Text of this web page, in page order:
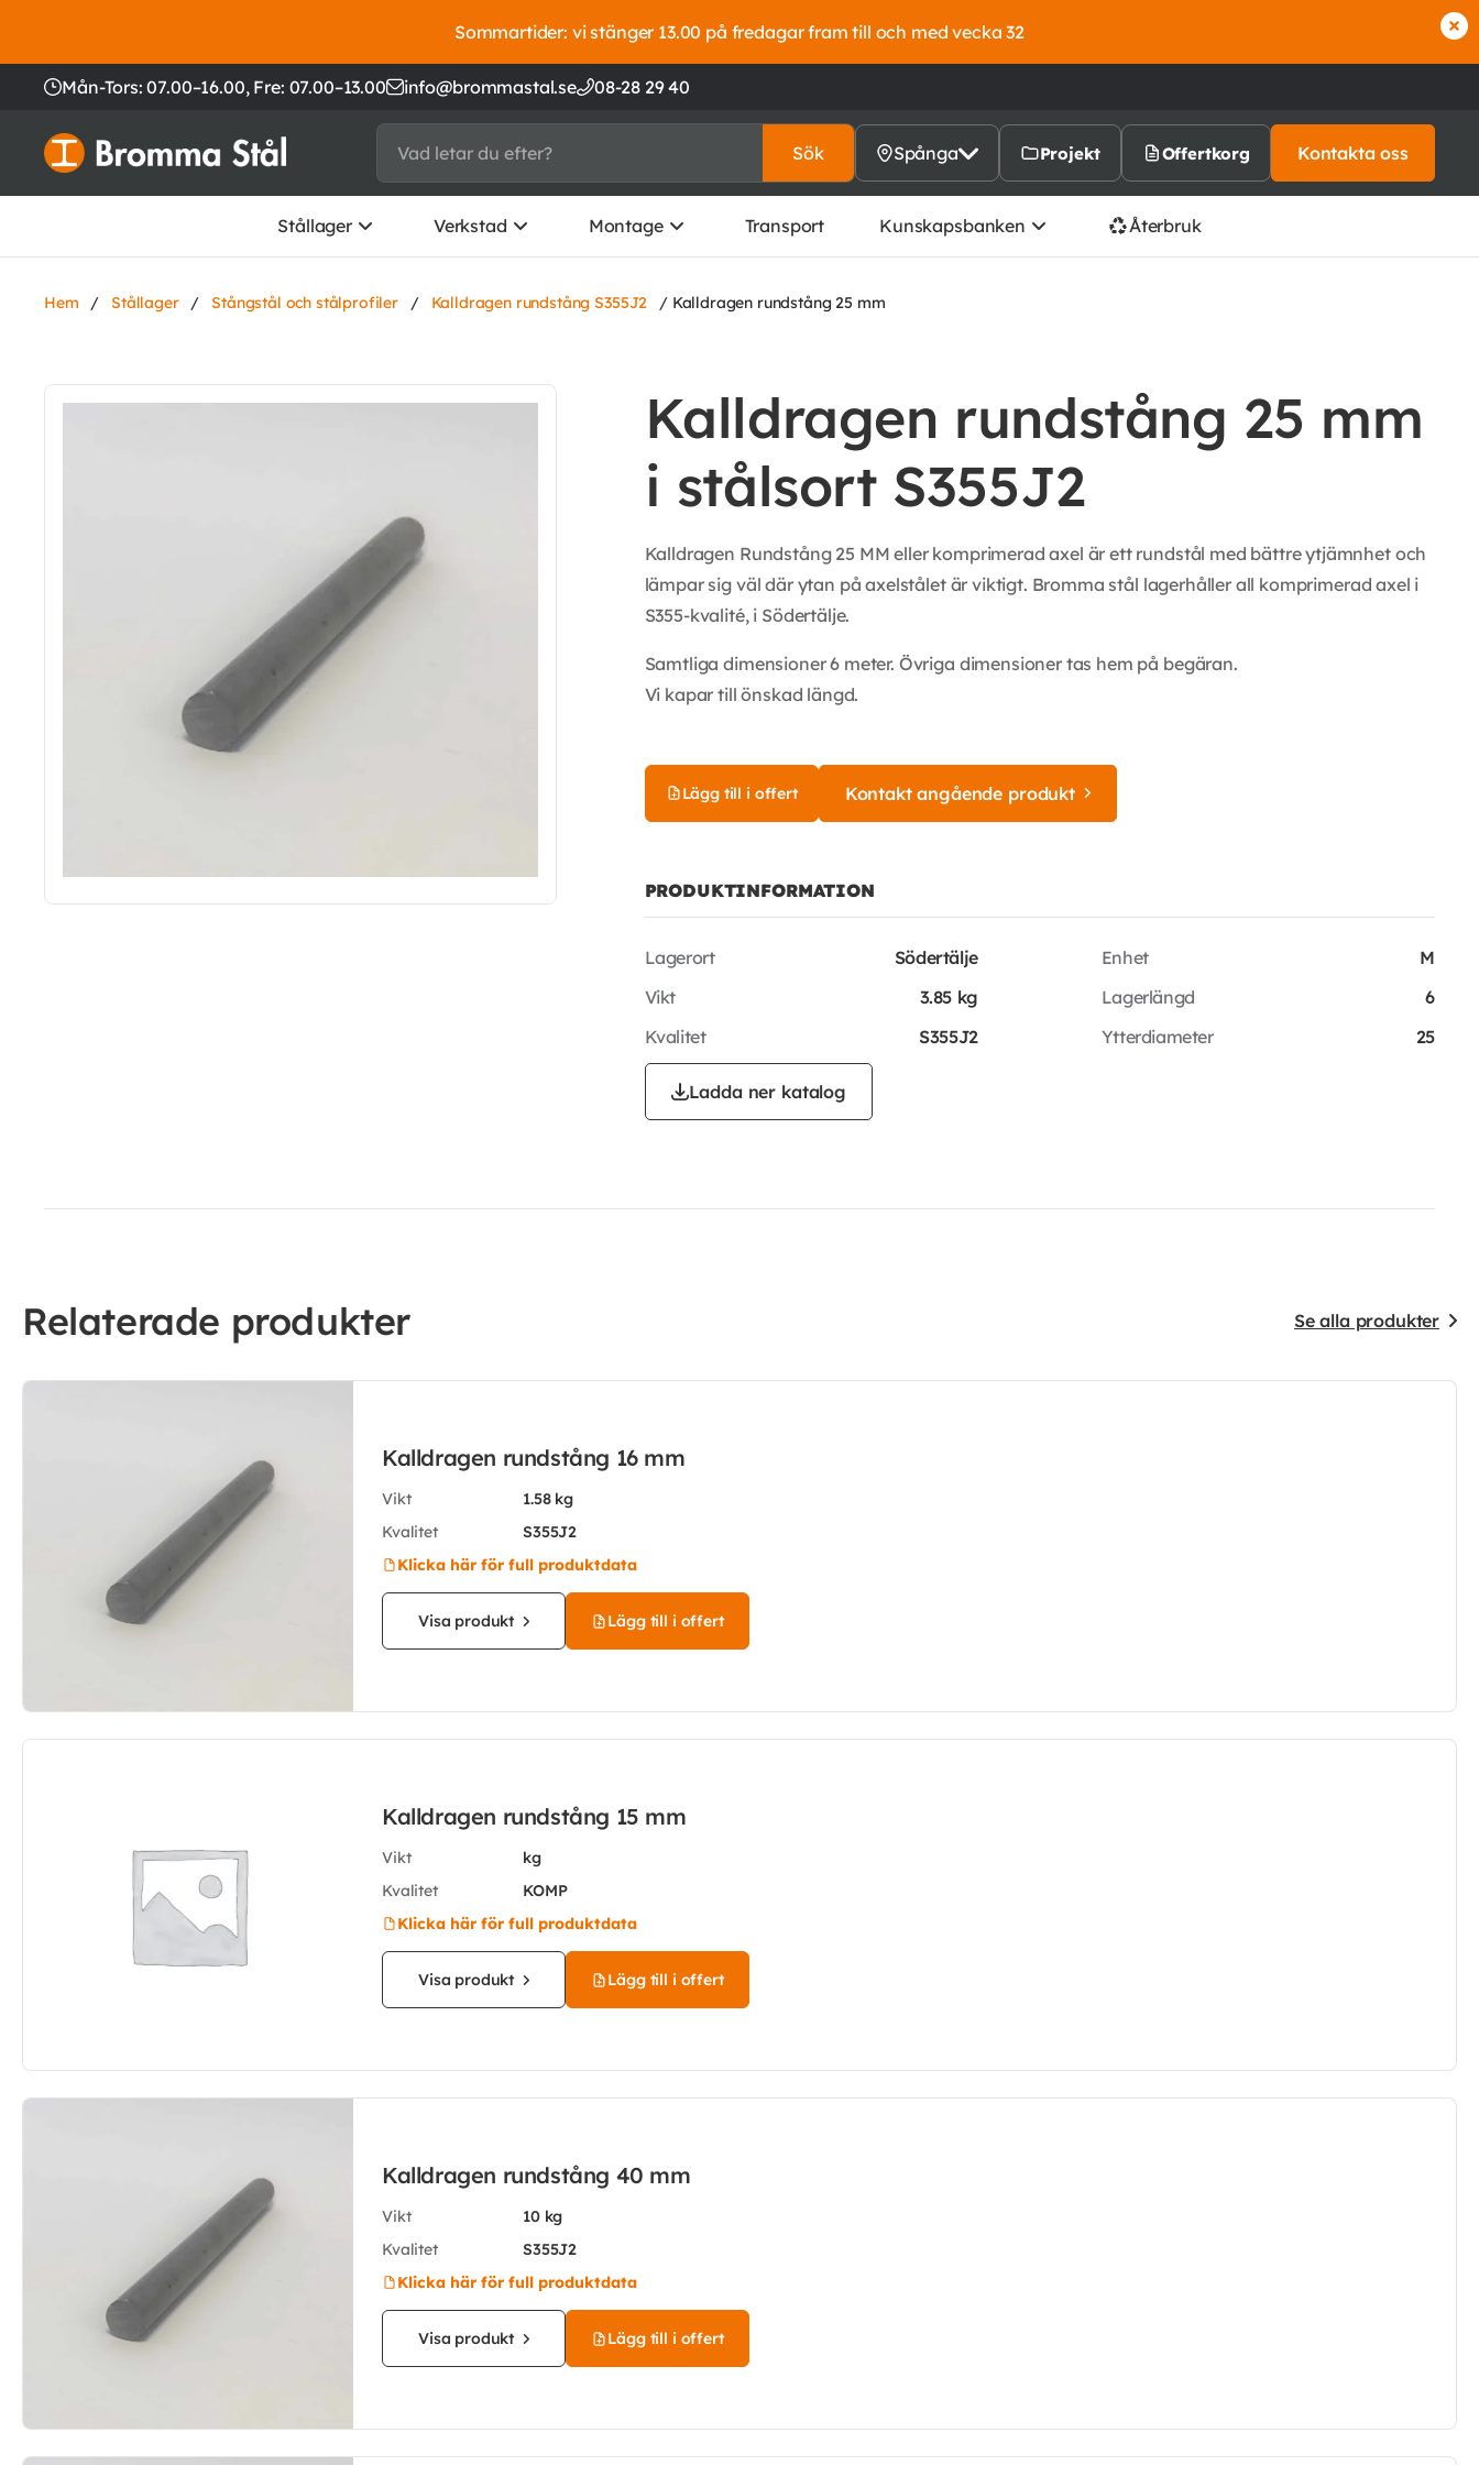
Sommartider: vi stänger 13.00 på fredagar fram till och med vecka 32
Mån-Tors: 07.00–16.00, Fre: 07.00–13.00 info@brommastal.se 08-28 29 40
Sök Spånga Projekt Offertkorg Kontakta oss
Stållager Verkstad Montage Transport Kunskapsbanken Återbruk
Hem / Stållager / Stångstål och stålprofiler / Kalldragen rundstång S355J2 / Kalldragen rundstång 25 mm
Kalldragen rundstång 25 mm
i stålsort S355J2
Kalldragen Rundstång 25 MM eller komprimerad axel är ett rundstål med bättre ytjämnhet och
lämpar sig väl där ytan på axelstålet är viktigt. Bromma stål lagerhåller all komprimerad axel i
S355-kvalité, i Södertälje.
Samtliga dimensioner 6 meter. Övriga dimensioner tas hem på begäran.
Vi kapar till önskad längd.
Lägg till i offert Kontakt angående produkt
PRODUKTINFORMATION
Lagerort
Södertälje
Vikt
3.85 kg
Kvalitet
S355J2
Enhet
M
Lagerlängd
6
Ytterdiameter
25
Ladda ner katalog
Relaterade produkter Se alla produkter
Kalldragen rundstång 16 mm
Vikt
1.58 kg
Kvalitet
S355J2
Klicka här för full produktdata
Visa produkt Lägg till i offert
Kalldragen rundstång 15 mm
Vikt
kg
Kvalitet
KOMP
Klicka här för full produktdata
Visa produkt Lägg till i offert
Kalldragen rundstång 40 mm
Vikt
10 kg
Kvalitet
S355J2
Klicka här för full produktdata
Visa produkt Lägg till i offert